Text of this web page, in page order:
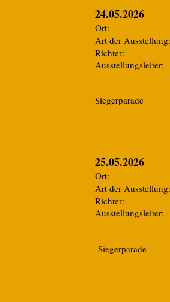
24.05.2026
Ort: Köln-
Art der
Richter:
Siegerparade
25.05.2026
Ort: Köln-
Art der
Richter:
Siegerparade